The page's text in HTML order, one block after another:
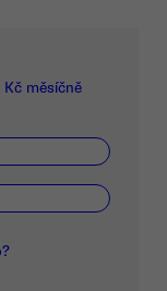
měsíčně